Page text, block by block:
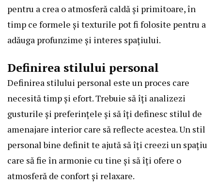
pentru a crea o atmosferă caldă și primitoare, în
timp ce formele și texturile pot fi folosite pentru a
adăuga profunzime și interes spațiului.
Definirea stilului personal
Definirea stilului personal este un proces care
necesită timp și efort. Trebuie să îți analizezi
gusturile și preferințele și să îți definesc stilul de
amenajare interior care să reflecte acestea. Un stil
personal bine definit te ajută să îți creezi un spațiu
care să fie în armonie cu tine și să îți ofere o
atmosferă de confort și relaxare.